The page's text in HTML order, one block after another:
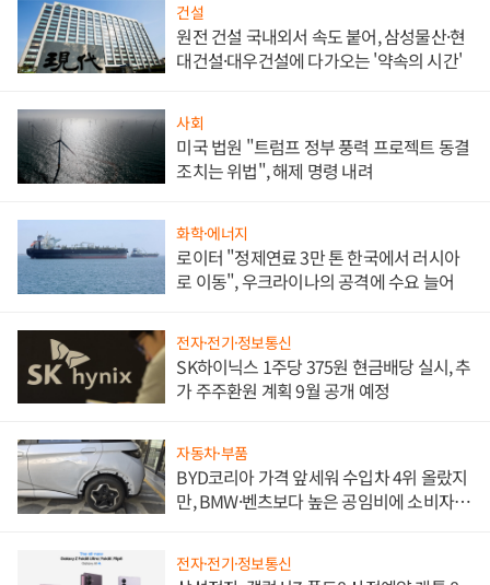
건설
원전 건설 국내외서 속도 붙어, 삼성물산·현
대건설·대우건설에 다가오는 '약속의 시간'
사회
미국 법원 "트럼프 정부 풍력 프로젝트 동결
조치는 위법", 해제 명령 내려
화학·에너지
로이터 "정제연료 3만 톤 한국에서 러시아
로 이동", 우크라이나의 공격에 수요 늘어
전자·전기·정보통신
SK하이닉스 1주당 375원 현금배당 실시, 추
가 주주환원 계획 9월 공개 예정
자동차·부품
BYD코리아 가격 앞세워 수입차 4위 올랐지
만, BMW·벤츠보다 높은 공임비에 소비자
전자·전기·정보통신